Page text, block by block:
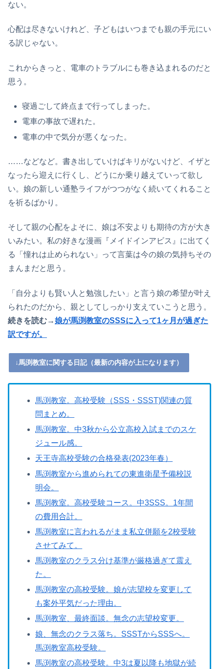
ない。
心配は尽きないけれど、子どもはいつまでも親の手元にい
る訳じゃない。
これからきっと、電車のトラブルにも巻き込まれるのだと
思う。
寝過ごして終点まで行ってしまった。
電車の事故で遅れた。
電車の中で気分が悪くなった。
……などなど。書き出していけばキリがないけど、イザと
なったら迎えに行くし、どうにか乗り越えていって欲し
い。娘の新しい通塾ライフがつつがなく続いてくれること
を祈るばかり。
そして親の心配をよそに、娘は不安よりも期待の方が大き
いみたい。私の好きな漫画『メイドインアビス』に出てく
る「憧れは止められない」って言葉は今の娘の気持ちその
まんまだと思う。
「自分よりも賢い人と勉強したい」と言う娘の希望が叶え
られたのだから、親としてしっかり支えていこうと思う。
続きを読む→娘が馬渕教室のSSSに入って1ヶ月が過ぎた
訳ですが。
↓馬渕教室に関する日記（最新の内容が上になります）
馬渕教室。高校受験（SSS・SSST)関連の質
問まとめ。
馬渕教室。中3秋から公立高校入試までのスケ
ジュール感。
天王寺高校受験の合格発表(2023年春）
馬渕教室から進められての東進衛星予備校説
明会。
馬渕教室。高校受験コース。中3SSS。1年間
の費用合計。
馬渕教室に言われるがまま私立併願を2校受験
させてみて。
馬渕教室のクラス分け基準が厳格過ぎて震え
た。
馬渕教室の高校受験。娘が志望校を変更して
も案外平気だった理由。
馬渕教室、最終面談。無念の志望校変更。
娘、無念のクラス落ち。SSSTからSSSへ。
馬渕教室高校受験。
馬渕教室の高校受験。中3は夏以降も地獄が続